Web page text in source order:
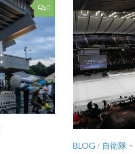
0
BLOG / 自衛隊